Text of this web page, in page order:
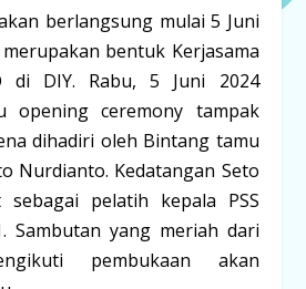
berlangsung mulai 5 Juni
bentuk Kerjasama
di DIY. Rabu, 5 Juni 2024
opening ceremony tampak
dihadiri oleh Bintang tamu
Nurdianto. Kedatangan Seto
pelatih kepala PSS
Sambutan yang meriah dari
pembukaan akan